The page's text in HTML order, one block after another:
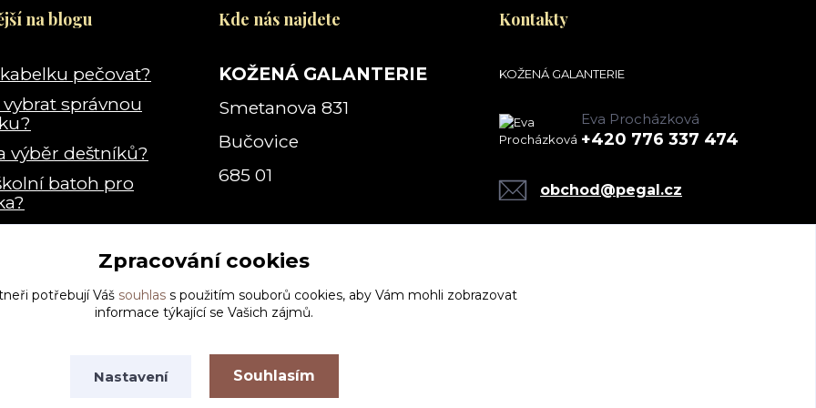
na blogu
pečovat?
vybrat správnou
výběr deštníků?
batoh pro
Kde nás najdete
KOŽENÁ GALANTERIE
Smetanova 831
Bučovice
685 01
Kontakty
KOŽENÁ GALANTERIE
Eva Procházková
+420 776 337 474
obchod@pegal.cz
Zpracování cookies
potřebují Váš souhlass použitím souborů cookies, aby Vám mohli zobrazovat
informace týkající se Vašich zájmů.
Nastavení Souhlasím